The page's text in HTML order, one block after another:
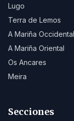
Lugo
Terra de Lemos
A Mariña Occidental
A Mariña Oriental
Os Ancares
Meira
Secciones